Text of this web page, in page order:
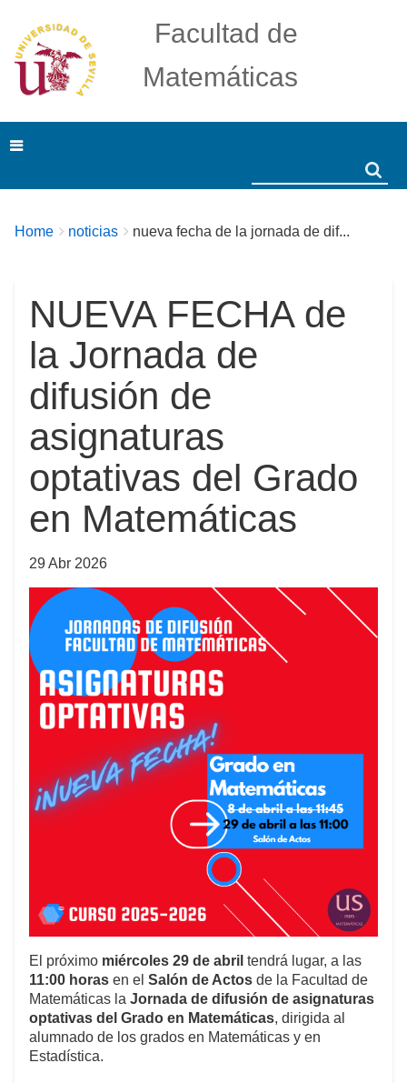
Facultad de
Matemáticas
Breadcrumbs
You
Home noticias nueva fecha de la jornada de dif...
NUEVA FECHA de
la Jornada de
difusión de
asignaturas
optativas del Grado
en Matemáticas
29 Abr 2026
El próximo miércoles 29 de abril tendrá lugar, a las
11:00 horas en el Salón de Actos de la Facultad de
Matemáticas la Jornada de difusión de asignaturas
optativas del Grado en Matemáticas, dirigida al
alumnado de los grados en Matemáticas y en
Estadística.